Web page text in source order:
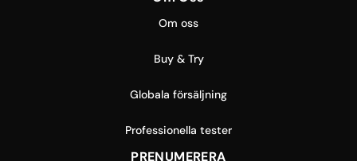
Om oss
Buy & Try
Globala försäljning
Professionella tester
PRENUMERERA